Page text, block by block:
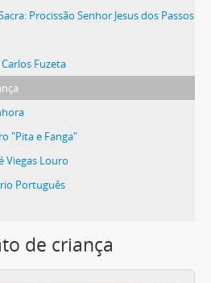
Procissão Senhor Jesus dos Passos
Fuzeta
"Pita e Fanga"
Viegas Louro
Português
de criança